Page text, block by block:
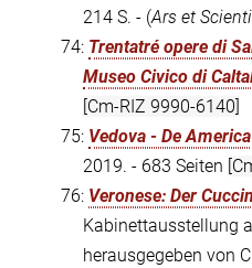
214 S. - (Ars et
74: Trentatré opere di
Museo Civico di
[Cm-RIZ 9990-6140]
75: Vedova - De America
2019. - 683 Seiten
76: Veronese: Der
Kabinettausstellung
herausgegeben von